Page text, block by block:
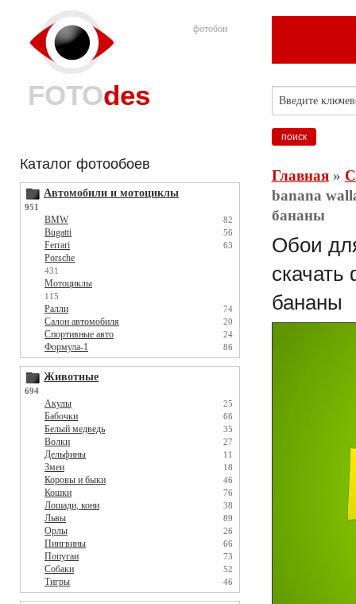
фотобои
FOTOdes
Каталог фотообоев
Автомобили и мотоциклы
951
BMW 82
Bugatti 56
Ferrari 63
Porsche
431
Мотоциклы
115
Ралли 74
Салон автомобиля 20
Спортивные авто 24
Формула-1 86
Животные
694
Акулы 25
Бабочки 66
Белый медведь 35
Волки 27
Дельфины 11
Змеи 18
Коровы и быки 46
Кошки 76
Лошади, кони 38
Львы 89
Орлы 26
Пингвины 66
Попугаи 73
Собаки 52
Тигры 46
Главная»
banana
бананы
Обои
скачать
бананы